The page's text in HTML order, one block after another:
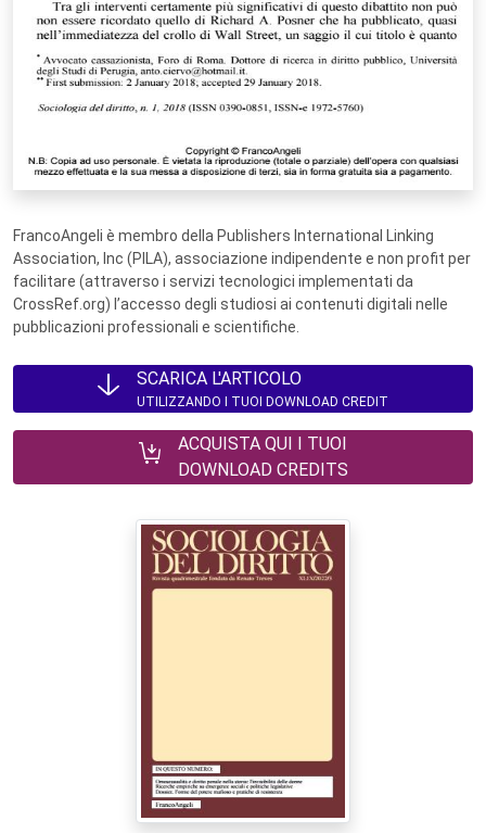
FrancoAngeli è membro della Publishers International Linking
Association, Inc (PILA), associazione indipendente e non profit per
facilitare (attraverso i servizi tecnologici implementati da
CrossRef.org) l’accesso degli studiosi ai contenuti digitali nelle
pubblicazioni professionali e scientifiche.
SCARICA L'ARTICOLO
UTILIZZANDO I TUOI DOWNLOAD CREDIT
ACQUISTA QUI I TUOI
DOWNLOAD CREDITS